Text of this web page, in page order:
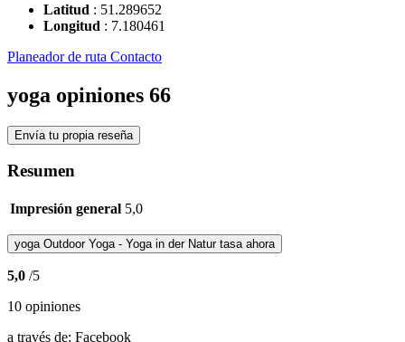
Latitud : 51.289652
Longitud : 7.180461
Planeador de ruta Contacto
yoga opiniones 66
Envía tu propia reseña
Resumen
Impresión general 5,0
yoga Outdoor Yoga - Yoga in der Naturtasa ahora
5,0 /5
10 opiniones
a través de: Facebook